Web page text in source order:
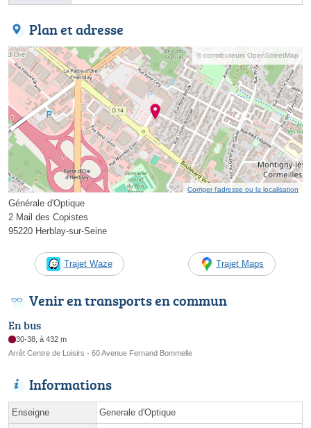
Plan et adresse
© contributeurs OpenStreetMap
Corriger l’adresse ou la localisation
Générale d'Optique
2 Mail des Copistes
95220 Herblay-sur-Seine
Trajet Waze Trajet Maps
Venir en transports en commun
En bus
30-38, à 432 m
Arrêt Centre de Loisirs - 60 Avenue Fernand Bommelle
Informations
Enseigne Generale d'Optique